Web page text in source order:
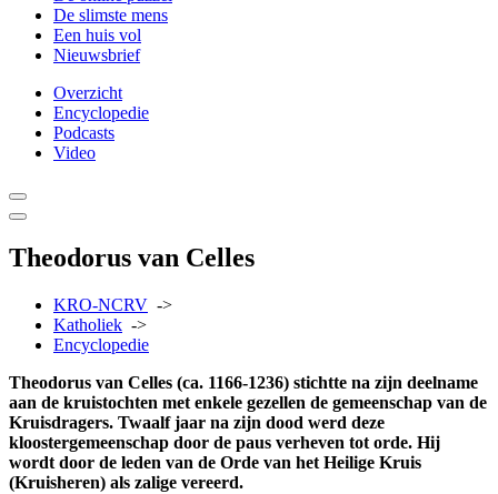
De slimste mens
Een huis vol
Nieuwsbrief
Overzicht
Encyclopedie
Podcasts
Video
Theodorus van Celles
KRO-NCRV ->
Katholiek ->
Encyclopedie
Theodorus van Celles (ca. 1166-1236) stichtte na zijn deelname
aan de kruistochten met enkele gezellen de gemeenschap van de
Kruisdragers. Twaalf jaar na zijn dood werd deze
kloostergemeenschap door de paus verheven tot orde. Hij
wordt door de leden van de Orde van het Heilige Kruis
(Kruisheren) als zalige vereerd.